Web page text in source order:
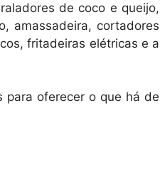
de coco e queijo,
amassadeira, cortadores
fritadeiras elétricas e a
para oferecer o que há de